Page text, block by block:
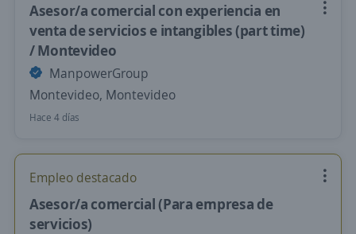
Asesor/a comercial con experiencia en
venta de servicios e intangibles (part time)
/ Montevideo
ManpowerGroup
Montevideo, Montevideo
Hace 4 días
Empleo destacado
Asesor/a comercial (Para empresa de
servicios)